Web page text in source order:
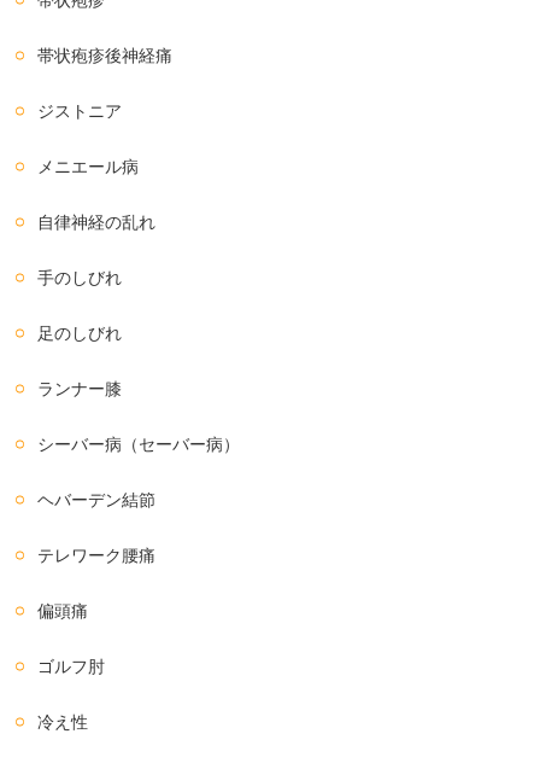
帯状疱疹後神経痛
ジストニア
メニエール病
自律神経の乱れ
手のしびれ
足のしびれ
ランナー膝
シーバー病（セーバー病）
ヘバーデン結節
テレワーク腰痛
偏頭痛
ゴルフ肘
冷え性